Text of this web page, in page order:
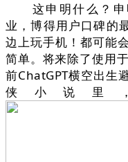
这申明什么？申
业，博得用户口碑的
边上玩手机！都可能
简单。将来除了使用
前ChatGPT横空出生
侠小说里